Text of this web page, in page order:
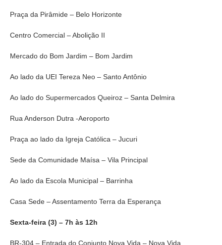
Praça da Pirâmide – Belo Horizonte
Centro Comercial – Abolição II
Mercado do Bom Jardim – Bom Jardim
Ao lado da UEI Tereza Neo – Santo Antônio
Ao lado do Supermercados Queiroz – Santa Delmira
Rua Anderson Dutra -Aeroporto
Praça ao lado da Igreja Católica – Jucuri
Sede da Comunidade Maísa – Vila Principal
Ao lado da Escola Municipal – Barrinha
Casa Sede – Assentamento Terra da Esperança
Sexta-feira (3) – 7h às 12h
BR-304 – Entrada do Conjunto Nova Vida – Nova Vida